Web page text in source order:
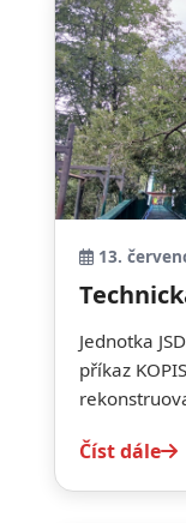
13.
Jednotka
příkaz
Číst dále